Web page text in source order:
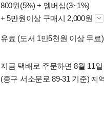
800원(5%) + 멤버십(3~1%)
+ 5만원이상 구매시 2,000원
유료 (도서 1만5천원 이상 무료)
지금 택배로 주문하면 8월 11일
(중구 서소문로 89-31 기준) 지